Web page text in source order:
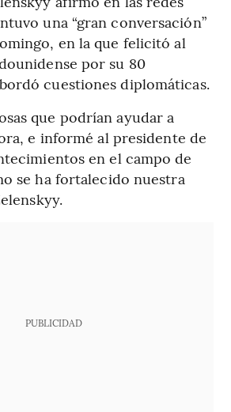
una “gran conversación”
en la que felicitó al
por su 80
cuestiones diplomáticas.
que podrían ayudar a
e informé al presidente de
en el campo de
se ha fortalecido nuestra
PUBLICIDAD